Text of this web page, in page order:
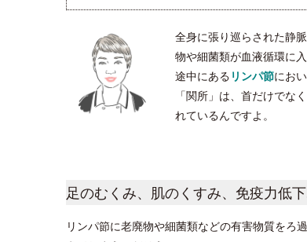
全身に張り巡らされた静脈
物や細菌類が血液循環に
途中にある リンパ節にお
「関所」は、首だけでな
れているんですよ。
足のむくみ、肌のくすみ、免疫力低
リンパ節に老廃物や細菌類などの有害物質をろ